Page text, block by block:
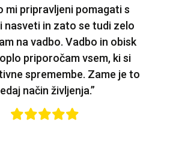
mi pripravljeni pomagati s
nasveti in zato se tudi zelo
na vadbo. Vadbo in obisk
priporočam vsem, ki si
spremembe. Zame je to
način življenja.”